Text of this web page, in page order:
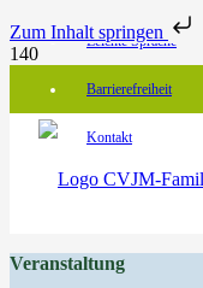
Zum Inhalt springen
Leichte Sprache
Barrierefreiheit
Kontakt
Veranstaltung